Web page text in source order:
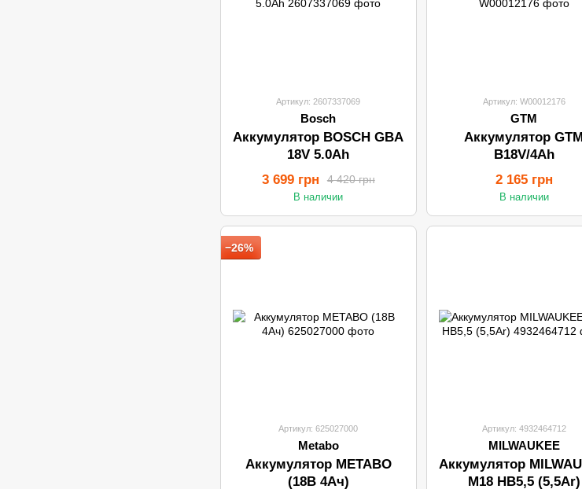
Артикул: 2607337069
Bosch
Аккумулятор BOSCH GBA
18V 5.0Ah
4 420 грн
3 699 грн
В наличии
Артикул: W00012176
GTM
Аккумулятор GTM
B18V/4Аh
2 165 грн
В наличии
−26%
Артикул: 625027000
Metabo
Аккумулятор METABO
(18В 4Ач)
Артикул: 4932464712
MILWAUKEE
Аккумулятор
M18 HB5,5 (5,5Ar)